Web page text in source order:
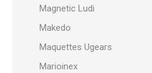
Magnetic Ludi
Makedo
Maquettes Ugears
Marioinex